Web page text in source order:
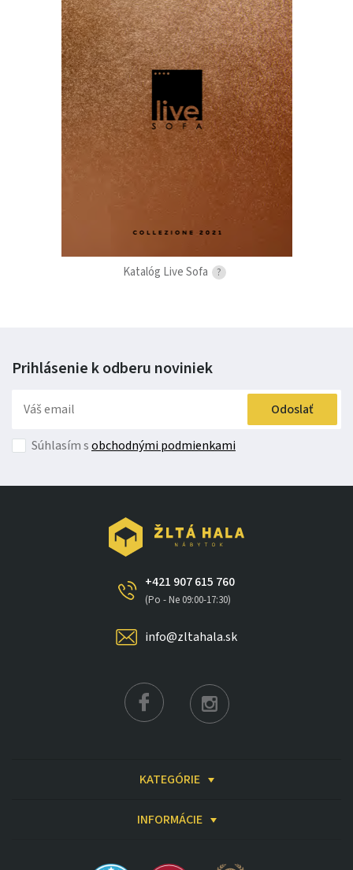
Katalóg Live Sofa ?
Prihlásenie k odberu noviniek
Odoslať
Súhlasím sobchodnými podmienkami
+421 907 615 760
(Po - Ne 09:00-17:30)
info@zltahala.sk
KATEGÓRIE
INFORMÁCIE